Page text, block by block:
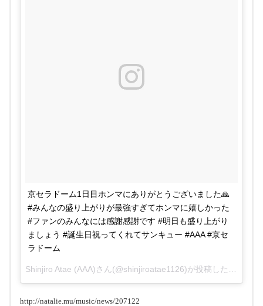
京セラドーム1日目ホンマにありがとうございました🙏
#みんなの盛り上がりが最強すぎてホンマに嬉しかった
#ファンのみんなには感謝感謝です #明日も盛り上がり
ましょう #誕生日祝ってくれてサンキュー #AAA #京セ
ラドーム
Shinjiro Atae (AAA)さん(@shinjiroatae1126)が投稿した写真 –
http://natalie.mu/music/news/207122